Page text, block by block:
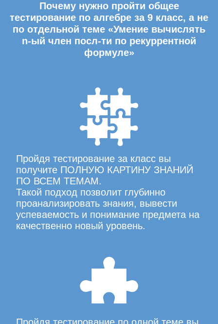
Почему нужно пройти общее
тестирование по алгебре за 9 класс, а не
по отдельной теме «Умение вычислять
n-ый член посл-ти по рекуррентной
формуле»
Пройдя тестирование за класс вы
получите ПОЛНУЮ КАРТИНУ ЗНАНИЙ
ПО ВСЕМ ТЕМАМ.
Такой подход позволит глубинно
проанализировать знания, вывести
успеваемость и понимание предмета на
качественно новый уровень.